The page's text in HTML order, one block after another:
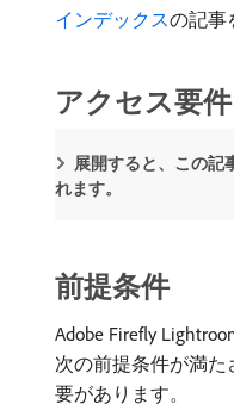
インデックスの記事
アクセス要件
展開すると、この記
れます。
前提条件
Adobe Firefly
次の前提条件が満
要があります。